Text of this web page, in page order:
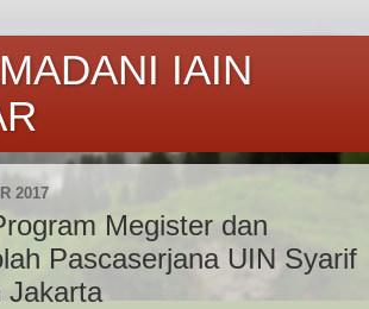
IAIN
2017
Megister dan
Pascaserjana UIN Syarif
Jakarta